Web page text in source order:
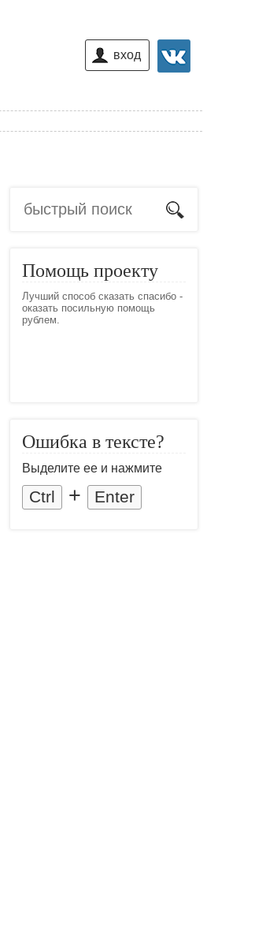
вход
Помощь проекту
Лучший способ сказать спасибо -
оказать посильную помощь
рублем.
Ошибка в тексте?
Выделите ее и нажмите
Ctrl + Enter